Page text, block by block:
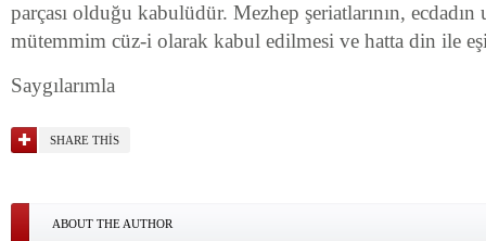
parçası olduğu kabulüdür. Mezhep şeriatlarının,
mütemmim cüz-i olarak kabul edilmesi ve hatta din ile
Saygılarımla
SHARE THIS
ABOUT THE AUTHOR